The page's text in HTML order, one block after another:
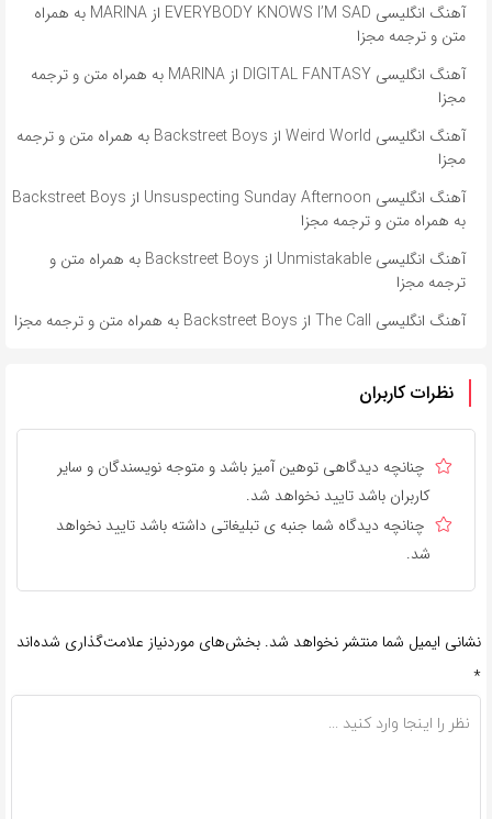
آهنگ انگلیسی EVERYBODY KNOWS I’M SAD از MARINA به همراه
متن و ترجمه مجزا
آهنگ انگلیسی DIGITAL FANTASY از MARINA به همراه متن و ترجمه
مجزا
آهنگ انگلیسی Weird World از Backstreet Boys به همراه متن و ترجمه
مجزا
آهنگ انگلیسی Unsuspecting Sunday Afternoon از Backstreet Boys
به همراه متن و ترجمه مجزا
آهنگ انگلیسی Unmistakable از Backstreet Boys به همراه متن و
ترجمه مجزا
آهنگ انگلیسی The Call از Backstreet Boys به همراه متن و ترجمه مجزا
نظرات کاربران
چنانچه دیدگاهی توهین آمیز باشد و متوجه نویسندگان و سایر
کاربران باشد تایید نخواهد شد.
چنانچه دیدگاه شما جنبه ی تبلیغاتی داشته باشد تایید نخواهد
شد.
نشانی ایمیل شما منتشر نخواهد شد. بخش‌های موردنیاز علامت‌گذاری شده‌اند
*